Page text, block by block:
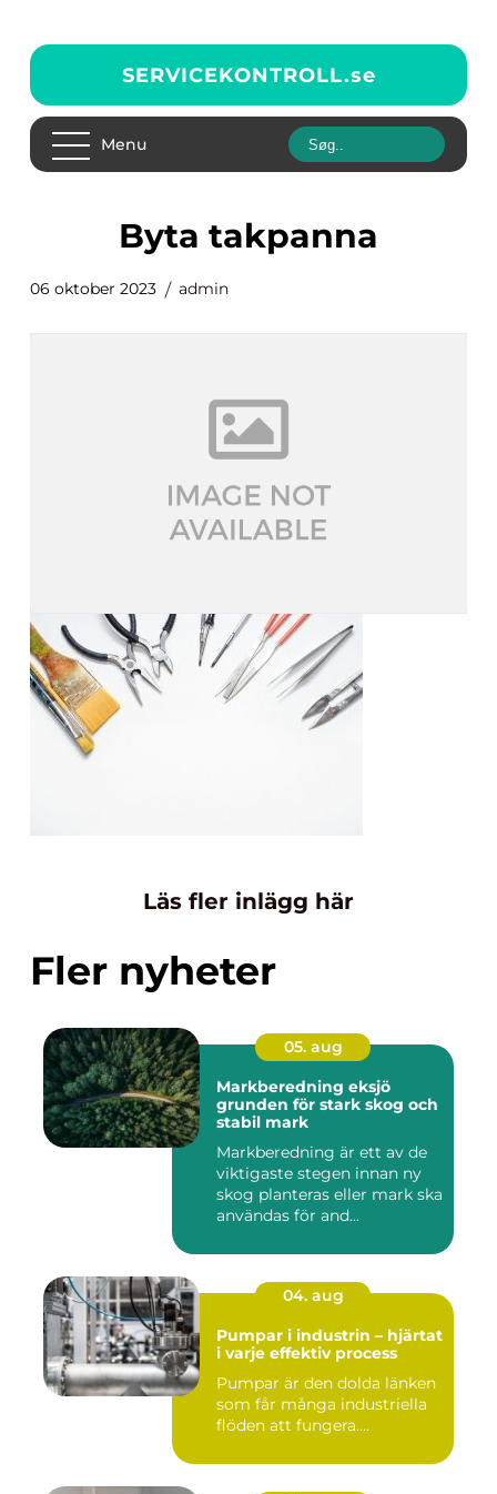
SERVICEKONTROLL.se
Menu
byta takpanna
06 oktober 2023 admin
Läs fler inlägg här
Fler nyheter
05. aug
Markberedning eksjö
grunden för stark skog och
stabil mark
Markberedning är ett av de
viktigaste stegen innan ny
skog planteras eller mark ska
användas för and...
04. aug
Pumpar i industrin – hjärtat
i varje effektiv process
Pumpar är den dolda länken
som får många industriella
flöden att fungera....